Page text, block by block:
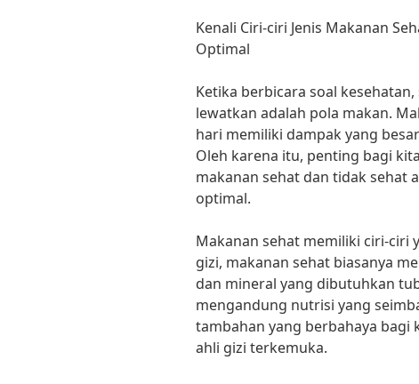
Kenali Ciri-ciri Jenis Makanan
Optimal
Ketika berbicara soal
lewatkan adalah pola makan.
hari memiliki dampak yang
Oleh karena itu, penting bagi
makanan sehat dan tidak sehat
optimal.
Makanan sehat memiliki ciri-ciri
gizi, makanan sehat biasanya
dan mineral yang dibutuhkan
mengandung nutrisi yang
tambahan yang berbahaya bagi
ahli gizi terkemuka.